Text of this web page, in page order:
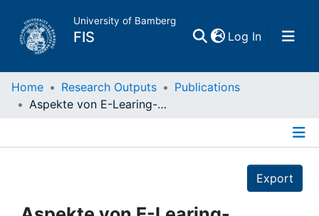
University of Bamberg
FIS Log In(current)
Home
Projects
Home Research Outputs
Publications
Aspekte von E-Learing-Einheiten : Einschätzungen durch Studierende
Export